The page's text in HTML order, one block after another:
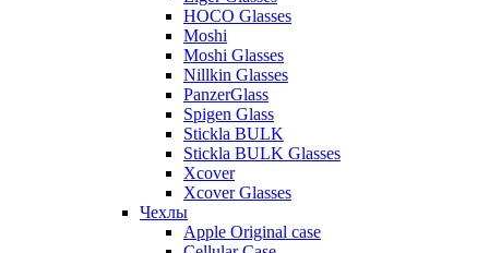
HOCO Glasses
Moshi
Moshi Glasses
Nillkin Glasses
PanzerGlass
Spigen Glass
Stickla BULK
Stickla BULK Glasses
Xcover
Xcover Glasses
Чехлы
Apple Original case